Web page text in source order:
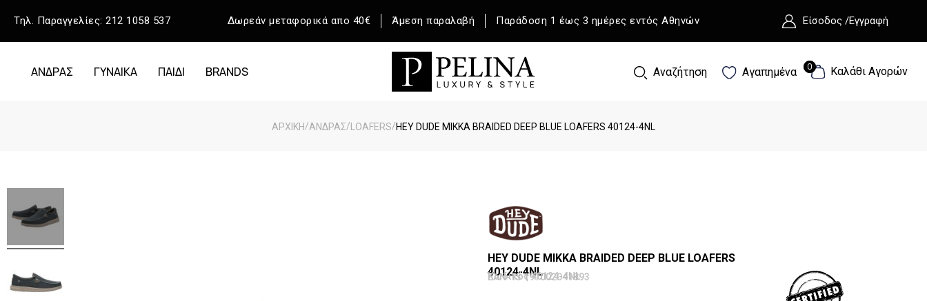
Τηλ. Παραγγελίες: 212 1058 537 Δωρεάν μεταφορικά απο 40€ Άμεση παραλαβή Παράδοση 1 έως 3 ημέρες εντός Αθηνών Είσοδος /Εγγραφή
ΑΝΔΡΑΣ ΓΥΝΑΙΚΑ ΠΑΙΔΙ BRANDS Αναζήτηση Αγαπημένα 0 Καλάθι Αγορών
0
ΑΡΧΙΚΉ/ΆΝΔΡΑΣ/ LOAFERS/HEY DUDE MIKKA BRAIDED DEEP BLUE LOAFERS 40124-4NL
HEY DUDE MIKKA BRAIDED DEEP BLUE LOAFERS
40124-4NL
Κωδικός 40124-4NL
EAN-13 197002041893